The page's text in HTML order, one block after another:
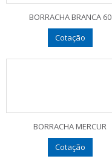
BORRACHA BRANCA 60
Cotação
BORRACHA MERCUR
Cotação